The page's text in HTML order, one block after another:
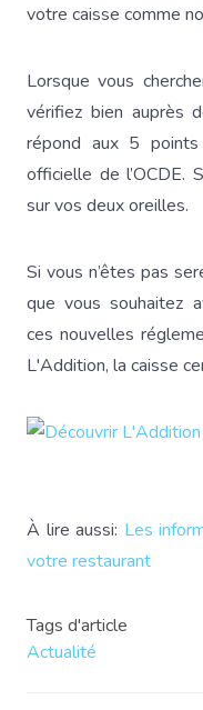
votre caisse comme
Lorsque vous
vérifiez bien auprès
répond aux 5 points
officielle de l’OCDE.
sur vos deux oreilles.
Si vous n’êtes pas
que vous souhaitez
ces nouvelles
L'Addition, la caisse
À lire aussi: Les
votre restaurant
Tags d'article
Actualité